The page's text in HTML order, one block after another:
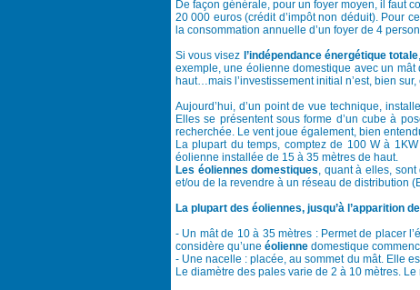
De façon générale, pour un foyer moyen, il faut
20 000 euros (crédit d’impôt non déduit). Pour
la consommation annuelle d’un foyer de 4
Si vous visez l’indépendance énergétique totale
exemple, une éolienne domestique avec un
haut…mais l’investissement initial n’est, bien
Aujourd’hui, d’un point de vue technique,
Elles se présentent sous forme d’un cube à
recherchée. Le vent joue également, bien
La plupart du temps, comptez de 100 W à
éolienne installée de 15 à 35 mètres de haut.
Les éoliennes domestiques, quant à elles,
et/ou de la revendre à un réseau de distribution
La plupart des éoliennes, jusqu’à l’apparition
- Un mât de 10 à 35 mètres : Permet de placer
considère qu’une éolienne domestique
- Une nacelle : placée, au sommet du mât. Elle
Le diamètre des pales varie de 2 à 10 mètres.